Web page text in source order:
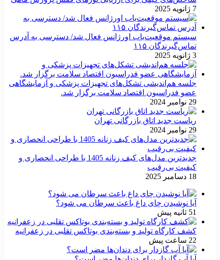
7 ژانویه 2025
سیستم موقعیت‌یاب اورژانس فعال شد/ دسترسی به آدرس
تماس‌گیرندگان ۱۱۵
3 ژانویه 2025
جلسه هم‌اندیشی تشکل‌های تجهیزات پزشکی و آزمایشگاهی
عضو فدراسیون اقتصاد سلامت برگزار شد.
29 نوامبر 2024
ریاست جدید اتاق بازرگانی تهران
29 نوامبر 2024
جدیدترین مدل‌های کیف زنانه 1405 با طراحی انحصاری و
کیفیت بی‌رقیب
18 دسامبر 2025
آیا نوشیدن چای داغ باعث سرطان می شود؟
51 ثانیه پیش
کشف کارگاه تولید و بسته‌بندی بوتاکس تقلبی در زعفرانیه
22 ساعت پیش